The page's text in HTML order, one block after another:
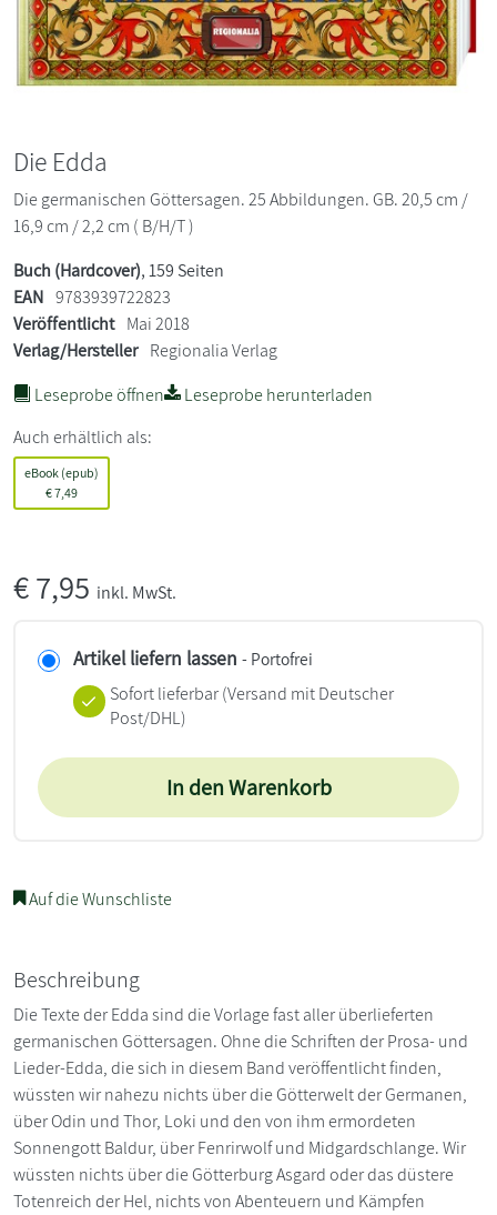
Die Edda
Die germanischen Göttersagen. 25 Abbildungen. GB. 20,5 cm /
16,9 cm / 2,2 cm ( B/H/T )
Buch (Hardcover), 159 Seiten
EAN 9783939722823
Veröffentlicht Mai 2018
Verlag/Hersteller Regionalia Verlag
Leseprobe öffnen
Leseprobe herunterladen
Auch erhältlich als:
eBook (epub)
€7,49
€7,95 inkl. MwSt.
Artikel liefern lassen - Portofrei
Sofort lieferbar(Versand mit Deutscher
Post/DHL)
In den Warenkorb
Auf die Wunschliste
Beschreibung
Die Texte der Edda sind die Vorlage fast aller überlieferten
germanischen Göttersagen. Ohne die Schriften der Prosa- und
Lieder-Edda, die sich in diesem Band veröffentlicht finden,
wüssten wir nahezu nichts über die Götterwelt der Germanen,
über Odin und Thor, Loki und den von ihm ermordeten
Sonnengott Baldur, über Fenrirwolf und Midgardschlange. Wir
wüssten nichts über die Götterburg Asgard oder das düstere
Totenreich der Hel, nichts von Abenteuern und Kämpfen